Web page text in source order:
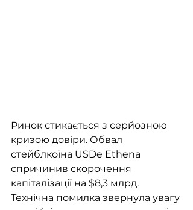
Ринок стикається з серйозною
кризою довіри. Обвал
стейблкоїна USDe Ethena
спричинив скорочення
капіталізації на $8,3 млрд.
Технічна помилка звернула увагу